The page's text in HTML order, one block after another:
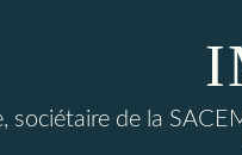
sociétaire de la